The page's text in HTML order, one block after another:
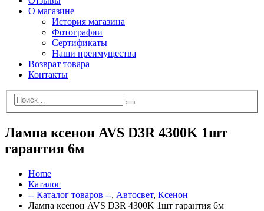
О магазине
История магазина
Фотографии
Сертификаты
Наши преимущества
Возврат товара
Контакты
Лампа ксенон AVS D3R 4300K 1шт
гарантия 6м
Home
Каталог
-- Каталог товаров --, Автосвет, Ксенон
Лампа ксенон AVS D3R 4300K 1шт гарантия 6м